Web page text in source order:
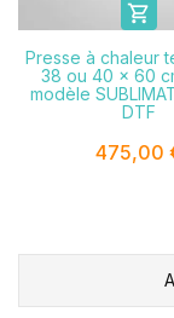

Presse à chaleur
38 ou 40 x 60
modèle
DTF
475,00